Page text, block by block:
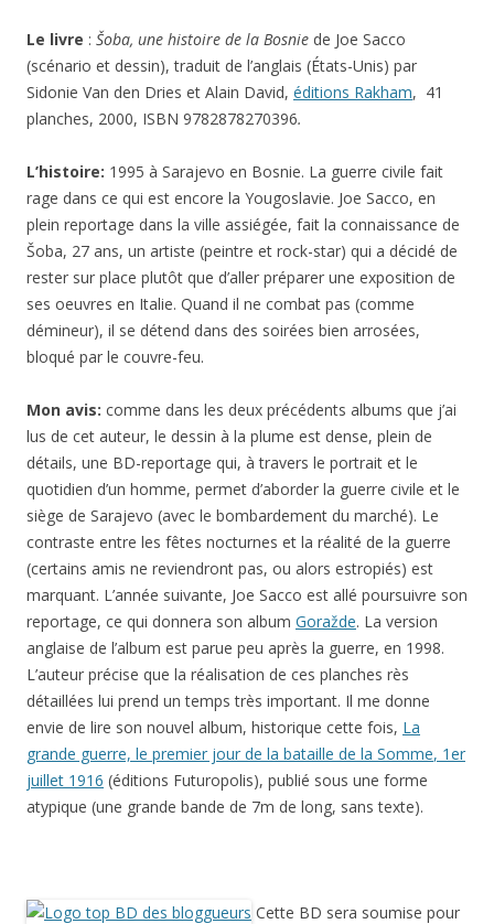
Le livre : Šoba, une histoire de la Bosnie de Joe Sacco
(scénario et dessin), traduit de l’anglais (États-Unis) par
Sidonie Van den Dries et Alain David, éditions Rakham, 41
planches, 2000, ISBN 9782878270396.
L’histoire: 1995 à Sarajevo en Bosnie. La guerre civile fait
rage dans ce qui est encore la Yougoslavie. Joe Sacco, en
plein reportage dans la ville assiégée, fait la connaissance de
Šoba, 27 ans, un artiste (peintre et rock-star) qui a décidé de
rester sur place plutôt que d’aller préparer une exposition de
ses oeuvres en Italie. Quand il ne combat pas (comme
démineur), il se détend dans des soirées bien arrosées,
bloqué par le couvre-feu.
Mon avis: comme dans les deux précédents albums que j’ai
lus de cet auteur, le dessin à la plume est dense, plein de
détails, une BD-reportage qui, à travers le portrait et le
quotidien d’un homme, permet d’aborder la guerre civile et le
siège de Sarajevo (avec le bombardement du marché). Le
contraste entre les fêtes nocturnes et la réalité de la guerre
(certains amis ne reviendront pas, ou alors estropiés) est
marquant. L’année suivante, Joe Sacco est allé poursuivre son
reportage, ce qui donnera son album Goražde. La version
anglaise de l’album est parue peu après la guerre, en 1998.
L’auteur précise que la réalisation de ces planches rès
détaillées lui prend un temps très important. Il me donne
envie de lire son nouvel album, historique cette fois, La
grande guerre, le premier jour de la bataille de la Somme, 1er
juillet 1916 (éditions Futuropolis), publié sous une forme
atypique (une grande bande de 7m de long, sans texte).
Cette BD sera soumise pour